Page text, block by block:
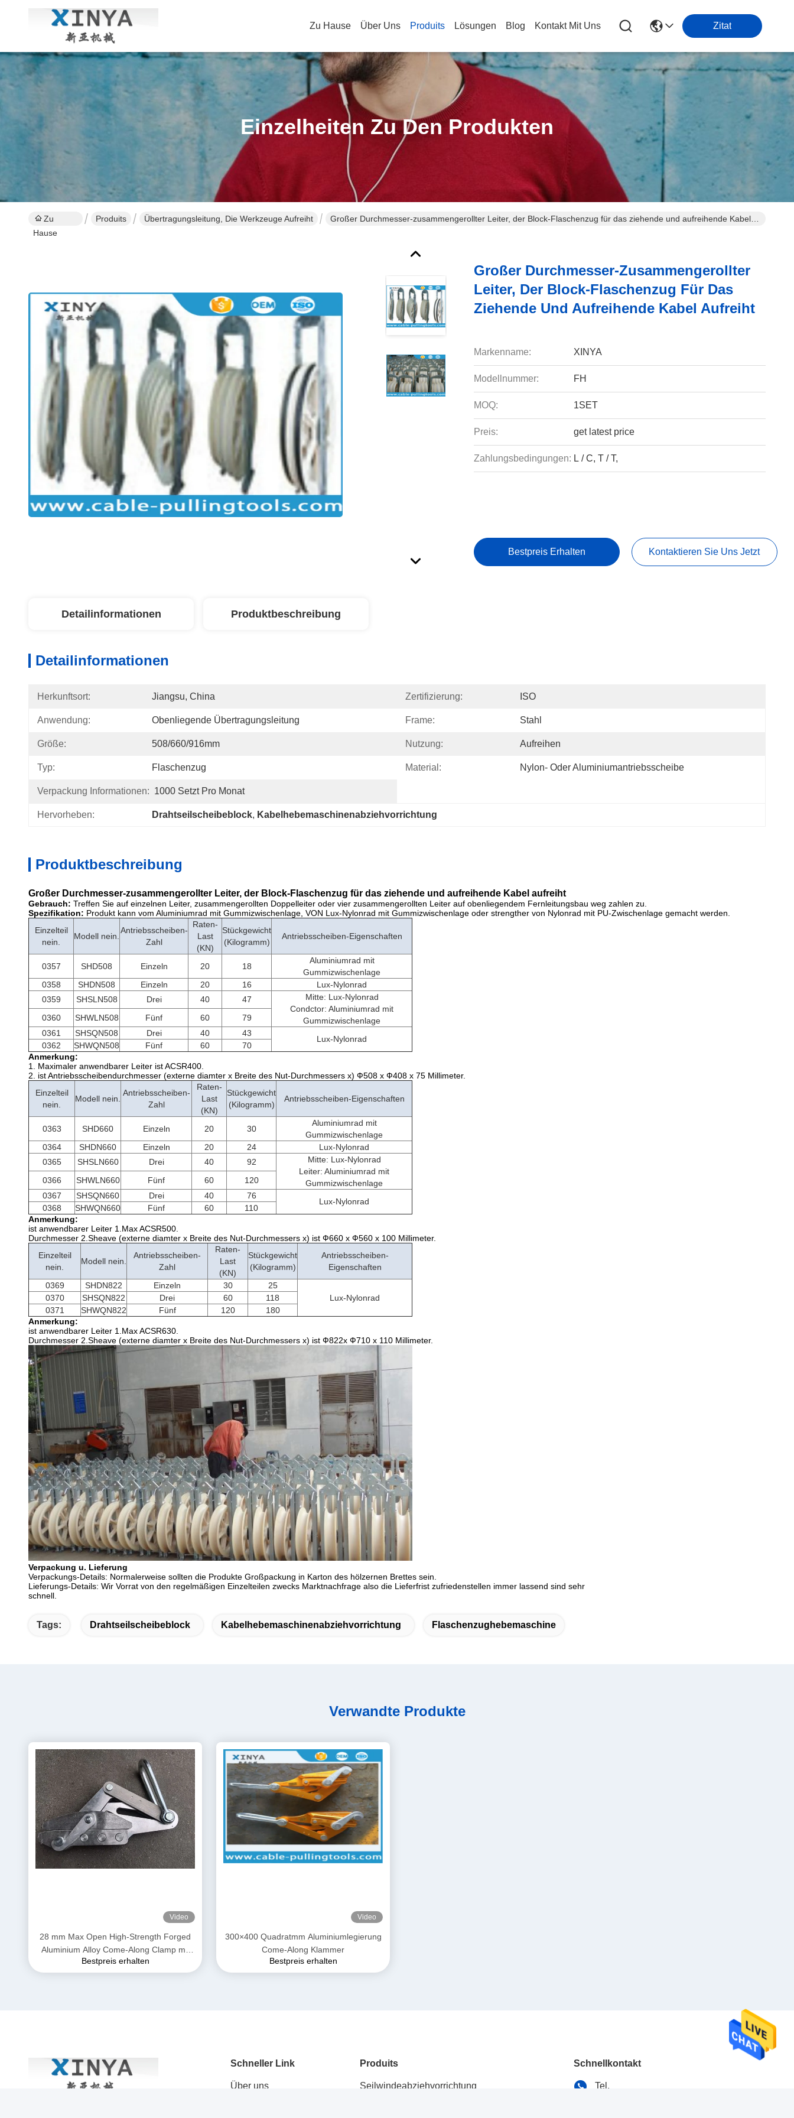
Zu Hause Über Uns Produits Lösungen Blog Kontakt Mit Uns Zitat
Einzelheiten Zu Den Produkten
Zu
Hause
Produits Übertragungsleitung, Die Werkzeuge Aufreiht
Großer Durchmesser-zusammengerollter Leiter, der Block-Flaschenzug für das ziehende und aufreihende Kabel
Großer Durchmesser-Zusammengerollter
Leiter, Der Block-Flaschenzug Für Das
Ziehende Und Aufreihende Kabel Aufreiht
Markenname: XINYA
Modellnummer: FH
MOQ: 1SET
Preis: get latest price
Zahlungsbedingungen: L / C, T / T,
Bestpreis Erhalten Kontaktieren Sie Uns Jetzt
Detailinformationen Produktbeschreibung
Detailinformationen
Herkunftsort: Jiangsu, China Zertifizierung: ISO
Anwendung: Obenliegende Übertragungsleitung Frame: Stahl
Größe: 508/660/916mm Nutzung: Aufreihen
Typ: Flaschenzug Material: Nylon- Oder Aluminiumantriebsscheibe
Verpackung Informationen: 1000 Setzt Pro Monat
Hervorheben: Drahtseilscheibeblock, Kabelhebemaschinenabziehvorrichtung
Produktbeschreibung
Großer Durchmesser-zusammengerollter Leiter, der Block-Flaschenzug für das ziehende und aufreihende Kabel aufreiht
Gebrauch: Treffen Sie auf einzelnen Leiter, zusammengerollten Doppelleiter oder vier zusammengerollten Leiter auf obenliegendem Fernleitungsbau weg zahlen zu.
Spezifikation: Produkt kann vom Aluminiumrad mit Gummizwischenlage, VON Lux-Nylonrad mit Gummizwischenlage oder strengther von Nylonrad mit PU-Zwischenlage gemacht werden.
Einzelteil
nein.
Modell nein.
Antriebsscheiben-
Zahl
Raten-
Last
(KN)
Stückgewicht
(Kilogramm)
Antriebsscheiben-Eigenschaften
0357 SHD508 Einzeln 20 18
Aluminiumrad mit
Gummizwischenlage
0358
SHDN508 Einzeln 20 16
Lux-Nylonrad
0359
SHSLN508 Drei 40 47
Mitte: Lux-Nylonrad
Condctor: Aluminiumrad mit
Gummizwischenlage
0360 SHWLN508 Fünf 60
79
0361
SHSQN508 Drei 40 43
Lux-Nylonrad
0362 SHWQN508 Fünf 60
70
Anmerkung:
1. Maximaler anwendbarer Leiter ist ACSR400.
2. ist Antriebsscheibendurchmesser (externe diamter x Breite des Nut-Durchmessers x) Ф508 x Ф408 x 75 Millimeter.
Einzelteil
nein.
Modell nein.
Antriebsscheiben-
Zahl
Raten-
Last
(KN)
Stückgewicht
(Kilogramm)
Antriebsscheiben-Eigenschaften
0363 SHD660 Einzeln 20 30
Aluminiumrad mit
Gummizwischenlage
0364
SHDN660 Einzeln 20 24
Lux-Nylonrad
0365
SHSLN660 Drei 40 92
Mitte: Lux-Nylonrad
Leiter: Aluminiumrad mit
Gummizwischenlage
0366 SHWLN660 Fünf 60
120
0367
SHSQN660 Drei 40 76
Lux-Nylonrad
0368 SHWQN660 Fünf 60
110
Anmerkung:
ist anwendbarer Leiter 1.Max ACSR500.
Durchmesser 2.Sheave (externe diamter x Breite des Nut-Durchmessers x) ist Ф660 x Ф560 x 100 Millimeter.
Einzelteil
nein.
Modell nein.
Antriebsscheiben-
Zahl
Raten-
Last
(KN)
Stückgewicht
(Kilogramm)
Antriebsscheiben-
Eigenschaften
0369
SHDN822 Einzeln 30
25
Lux-Nylonrad
0370 SHSQN822 Drei 60
118
0371
SHWQN822 Fünf 120
180
Anmerkung:
ist anwendbarer Leiter 1.Max ACSR630.
Durchmesser 2.Sheave (externe diamter x Breite des Nut-Durchmessers x) ist Ф822x Ф710 x 110 Millimeter.
Verpackung u. Lieferung
Verpackungs-Details: Normalerweise sollten die Produkte Großpackung in Karton des hölzernen Brettes sein.
Lieferungs-Details: Wir Vorrat von den regelmäßigen Einzelteilen zwecks Marktnachfrage also die Lieferfrist zufriedenstellen immer lassend sind sehr
schnell.
Tags: Drahtseilscheibeblock Kabelhebemaschinenabziehvorrichtung Flaschenzughebemaschine
Verwandte Produkte
Video
28 mm Max Open High-Strength Forged
Aluminium Alloy Come-Along Clamp mit
korrosionsbeständiger Konstruktion für
AAAC-Leiter
Bestpreis erhalten
Video
300×400 Quadratmm Aluminiumlegierung
Come-Along Klammer
Bestpreis erhalten
Schneller Link
Über uns
Produits
Seilwindeabziehvorrichtung
Schnellkontakt
Tel.